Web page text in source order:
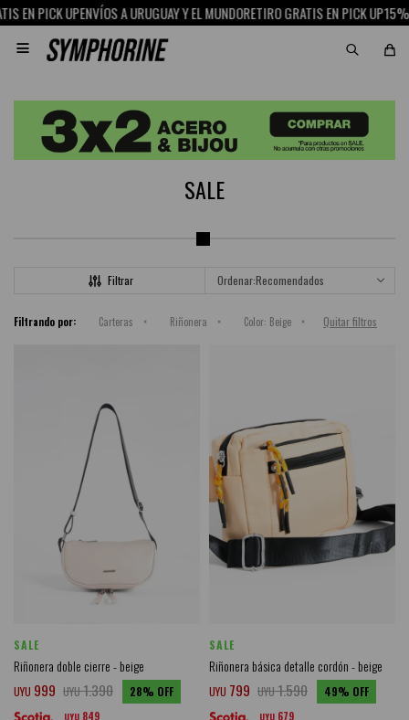
EN PICK UPENVÍOS A URUGUAY Y EL MUNDORETIRO GRATIS EN PICK UP15%

SALE
Recomendados
Filtrando por: Carteras Riñonera Color: Beige Quitar filtros
SALE
Riñonera doble cierre - beige
UYU 999 UYU1.390 28
UYU 849
SALE
Riñonera básica detalle cordón - beige
UYU 799 UYU1.590 49
UYU 679